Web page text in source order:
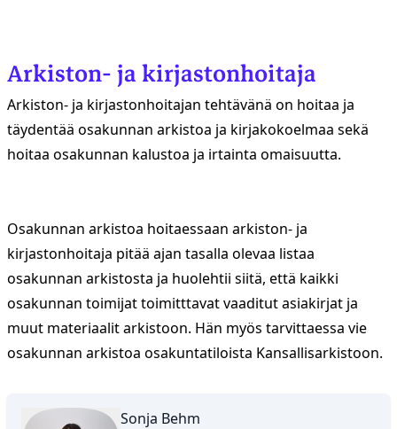
Arkiston- ja kirjastonhoitaja
Arkiston- ja kirjastonhoitajan tehtävänä on hoitaa ja
täydentää osakunnan arkistoa ja kirjakokoelmaa sekä
hoitaa osakunnan kalustoa ja irtainta omaisuutta.
Osakunnan arkistoa hoitaessaan arkiston- ja
kirjastonhoitaja pitää ajan tasalla olevaa listaa
osakunnan arkistosta ja huolehtii siitä, että kaikki
osakunnan toimijat toimitttavat vaaditut asiakirjat ja
muut materiaalit arkistoon. Hän myös tarvittaessa vie
osakunnan arkistoa osakuntatiloista Kansallisarkistoon.
Sonja Behm